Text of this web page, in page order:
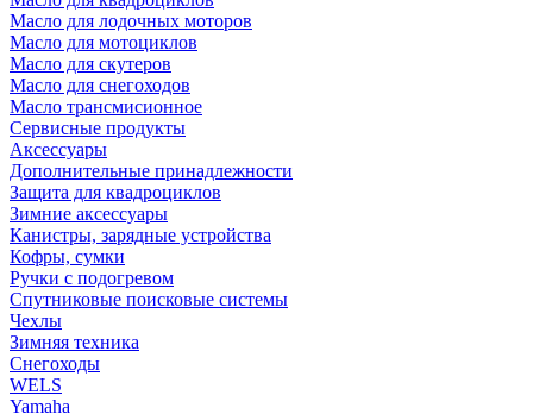
Масло для лодочных моторов
Масло для мотоциклов
Масло для скутеров
Масло для снегоходов
Масло трансмисионное
Сервисные продукты
Аксессуары
Дополнительные принадлежности
Защита для квадроциклов
Зимние аксессуары
Канистры, зарядные устройства
Кофры, сумки
Ручки с подогревом
Спутниковые поисковые системы
Чехлы
Зимняя техника
Снегоходы
WELS
Yamaha